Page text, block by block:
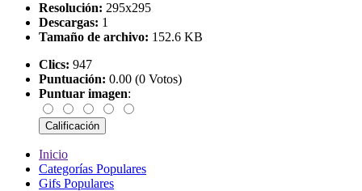
Resolución: 295x295
Descargas: 1
Tamaño de archivo: 152.6 KB
Clics: 947
Puntuación: 0.00 (0 Votos)
Puntuar imagen:
Inicio
Categorías Populares
Gifs Populares